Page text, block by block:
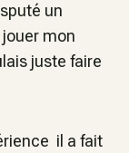
un
mon
juste faire
il a fait